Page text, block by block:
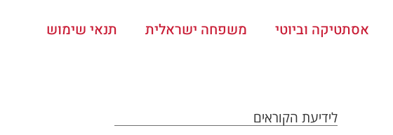
אסתטיקה וביוטי משפחה ישראלית תנאי שימוש
לידיעת הקוראים